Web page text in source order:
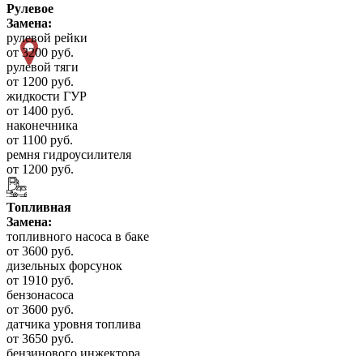
Рулевое
Замена:
рулевой рейки
от 3200 руб.
рулевой тяги
от 1200 руб.
жидкости ГУР
от 1400 руб.
наконечника
от 1100 руб.
ремня гидроусилителя
от 1200 руб.
Топливная
Замена:
топливного насоса в баке
от 3600 руб.
дизельных форсунок
от 1910 руб.
бензонасоса
от 3600 руб.
датчика уровня топлива
от 3650 руб.
бензинового инжектора